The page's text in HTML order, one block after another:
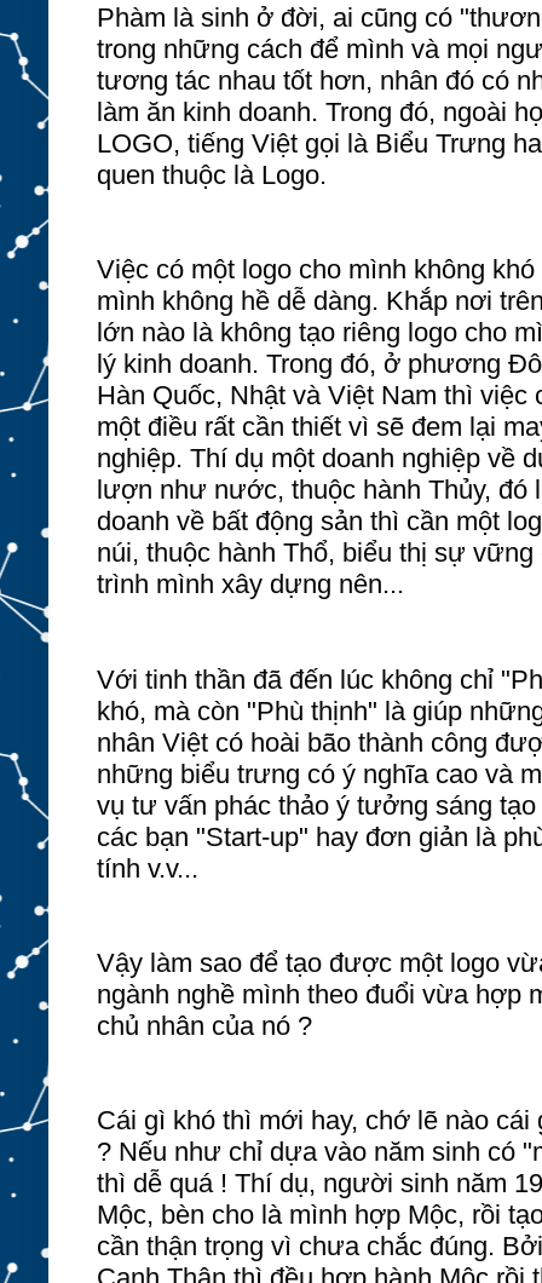
Phàm là sinh ở đời, ai cũng có
trong những cách để mình và mọi
tương tác nhau tốt hơn, nhân đó có
làm ăn kinh doanh. Trong đó, ngoài
LOGO, tiếng Việt gọi là Biểu Trưng
quen thuộc là Logo.
Việc có một logo cho mình không
mình không hề dễ dàng. Khắp nơi
lớn nào làkhông tạo riêng logo cho
lý kinh doanh. Trong đó, ở phương
Hàn Quốc, Nhật và Việt Nam thì việc
một điều rất cần thiết vì sẽ đem lại
nghiệp. Thí dụ một doanh nghiệp về
lượn như nước, thuộc hành Thủy, đó
doanh về bất động sản thì cần một
núi, thuộc hành Thổ, biểu thị sự
trình mình xây dựng nên...
Với tinh thần đã đến lúc không chỉ
khó, mà còn "Phù thịnh" là giúp
nhân Việt có hoài bão thành công
những biểu trưng có ý nghĩa cao và
vụ tư vấn phác thảo ý tưởng sáng
các bạn "Start-up" hay đơn giản là
tính v.v...
Vậy làm sao để tạo được một logo
ngành nghề mình theo đuổi vừa hợp
chủ nhân của nó ?
Cái gì khó thì mới hay, chớ lẽ nào cái
? Nếu như chỉ dựa vào năm sinh có
thì dễ quá ! Thí dụ, người sinh năm
Mộc, bèn cho là mình hợp Mộc, rồi
cần thận trọng vì chưa chắc đúng. B